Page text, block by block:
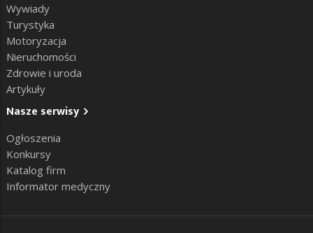
Wywiady
Turystyka
Motoryzacja
Nieruchomości
Zdrowie i uroda
Artykuły
Nasze serwisy
Ogłoszenia
Konkursy
Katalog firm
Informator medyczny